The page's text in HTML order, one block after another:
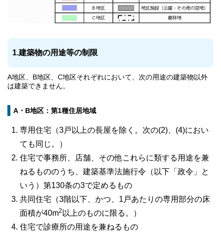
1.建築物の用途等の制限
A地区、B地区、C地区それぞれにおいて、次の用途の建築物以外
は建築できません。
A・B地区：第1種住居地域
専用住宅（3戸以上の長屋を除く。次の(2)、(4)におい
ても同じ。）
住宅で事務所、店舗、その他これらに類する用途を兼
ねるもののうち、建築基準法施行令（以下「政令」と
いう）第130条の3で定めるもの
共同住宅（3階以下、かつ、1戸あたりの専用部分の床
面積が40m2以上のものに限る。）
住宅で診療所の用途を兼ねるもの